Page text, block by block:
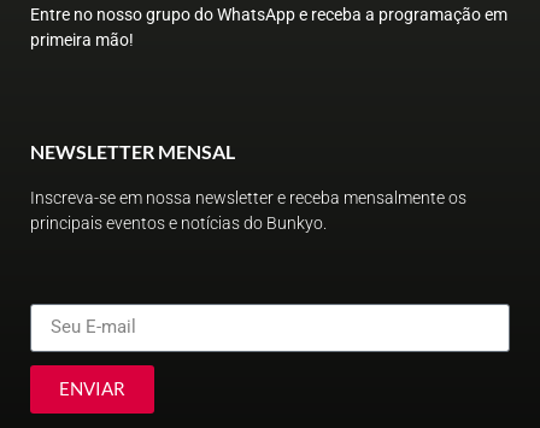
Entre no nosso grupo do WhatsApp e receba a programação em
primeira mão!
NEWSLETTER MENSAL
Inscreva-se em nossa newsletter e receba mensalmente os
principais eventos e notícias do Bunkyo.
ENVIAR